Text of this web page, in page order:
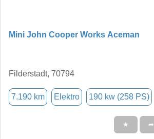
Mini John Cooper Works Aceman
Filderstadt, 70794
7.190 km Elektro 190 kw (258 PS)
★ ➦